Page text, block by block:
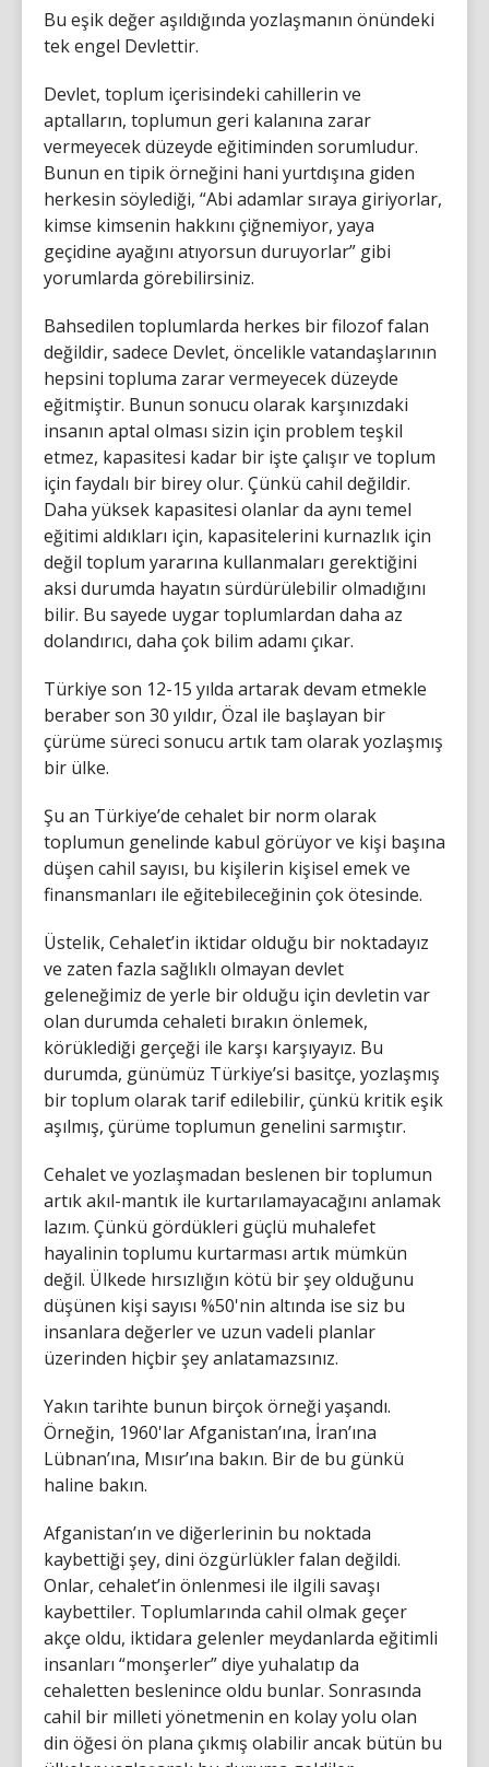
Bu eşik değer aşıldığında yozlaşmanın önündeki
tek engel Devlettir.
Devlet, toplum içerisindeki cahillerin ve
aptalların, toplumun geri kalanına zarar
vermeyecek düzeyde eğitiminden sorumludur.
Bunun en tipik örneğini hani yurtdışına giden
herkesin söylediği, “Abi adamlar sıraya giriyorlar,
kimse kimsenin hakkını çiğnemiyor, yaya
geçidine ayağını atıyorsun duruyorlar” gibi
yorumlarda görebilirsiniz.
Bahsedilen toplumlarda herkes bir filozof falan
değildir, sadece Devlet, öncelikle vatandaşlarının
hepsini topluma zarar vermeyecek düzeyde
eğitmiştir. Bunun sonucu olarak karşınızdaki
insanın aptal olması sizin için problem teşkil
etmez, kapasitesi kadar bir işte çalışır ve toplum
için faydalı bir birey olur. Çünkü cahil değildir.
Daha yüksek kapasitesi olanlar da aynı temel
eğitimi aldıkları için, kapasitelerini kurnazlık için
değil toplum yararına kullanmaları gerektiğini
aksi durumda hayatın sürdürülebilir olmadığını
bilir. Bu sayede uygar toplumlardan daha az
dolandırıcı, daha çok bilim adamı çıkar.
Türkiye son 12-15 yılda artarak devam etmekle
beraber son 30 yıldır, Özal ile başlayan bir
çürüme süreci sonucu artık tam olarak yozlaşmış
bir ülke.
Şu an Türkiye’de cehalet bir norm olarak
toplumun genelinde kabul görüyor ve kişi başına
düşen cahil sayısı, bu kişilerin kişisel emek ve
finansmanları ile eğitebileceğinin çok ötesinde.
Üstelik, Cehalet’in iktidar olduğu bir noktadayız
ve zaten fazla sağlıklı olmayan devlet
geleneğimiz de yerle bir olduğu için devletin var
olan durumda cehaleti bırakın önlemek,
körüklediği gerçeği ile karşı karşıyayız. Bu
durumda, günümüz Türkiye’si basitçe, yozlaşmış
bir toplum olarak tarif edilebilir, çünkü kritik eşik
aşılmış, çürüme toplumun genelini sarmıştır.
Cehalet ve yozlaşmadan beslenen bir toplumun
artık akıl-mantık ile kurtarılamayacağını anlamak
lazım. Çünkü gördükleri güçlü muhalefet
hayalinin toplumu kurtarması artık mümkün
değil. Ülkede hırsızlığın kötü bir şey olduğunu
düşünen kişi sayısı %50'nin altında ise siz bu
insanlara değerler ve uzun vadeli planlar
üzerinden hiçbir şey anlatamazsınız.
Yakın tarihte bunun birçok örneği yaşandı.
Örneğin, 1960'lar Afganistan’ına, İran’ına
Lübnan’ına, Mısır’ına bakın. Bir de bu günkü
haline bakın.
Afganistan’ın ve diğerlerinin bu noktada
kaybettiği şey, dini özgürlükler falan değildi.
Onlar, cehalet’in önlenmesi ile ilgili savaşı
kaybettiler. Toplumlarında cahil olmak geçer
akçe oldu, iktidara gelenler meydanlarda eğitimli
insanları “monşerler” diye yuhalatıp da
cehaletten beslenince oldu bunlar. Sonrasında
cahil bir milleti yönetmenin en kolay yolu olan
din öğesi ön plana çıkmış olabilir ancak bütün bu